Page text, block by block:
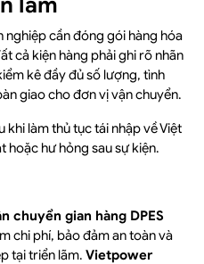
nghiệp cần đóng gói hàng hóa
cả kiện hàng phải ghi rõ nhãn
kê đầy đủ số lượng, tình
giao cho đơn vị vận chuyển.
làm thủ tục tái nhập về Việt
hoặc hư hỏng sau sự kiện.
chuyển gian hàng DPES
chi phí, bảo đảm an toàn và
tại triển lãm. Vietpower